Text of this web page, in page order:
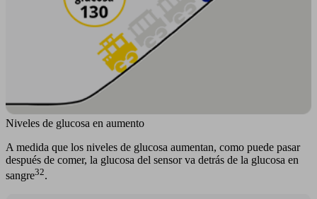
Niveles de glucosa en aumento
A medida que los niveles de glucosa aumentan, como puede pasar
después de comer, la glucosa del sensor va detrás de la glucosa en
sangre32.